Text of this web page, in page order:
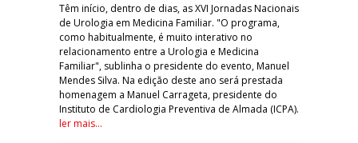
Têm início, dentro de dias, as XVI Jornadas Nacionais
de Urologia em Medicina Familiar. "O programa,
como habitualmente, é muito interativo no
relacionamento entre a Urologia e Medicina
Familiar", sublinha o presidente do evento, Manuel
Mendes Silva. Na edição deste ano será prestada
homenagem a Manuel Carrageta, presidente do
Instituto de Cardiologia Preventiva de Almada (ICPA).
ler mais...